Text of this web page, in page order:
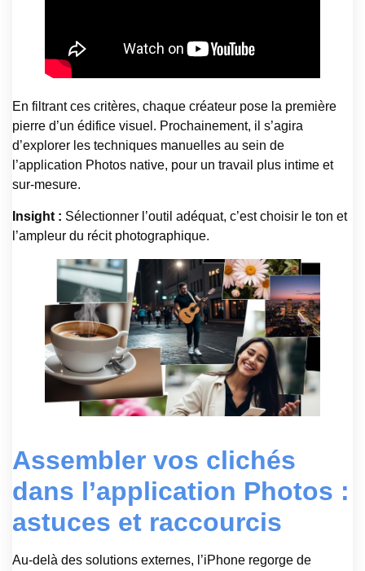
En filtrant ces critères, chaque créateur pose la première
pierre d’un édifice visuel. Prochainement, il s’agira
d’explorer les techniques manuelles au sein de
l’application Photos native, pour un travail plus intime et
sur-mesure.
Insight : Sélectionner l’outil adéquat, c’est choisir le ton et
l’ampleur du récit photographique.
Assembler vos clichés
dans l’application Photos :
astuces et raccourcis
Au-delà des solutions externes, l’iPhone regorge de